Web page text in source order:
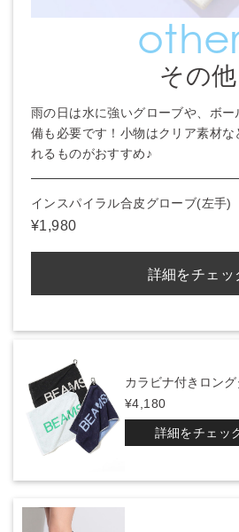
その他
雨の日は水に強いグローブや、ボ
備も必要です！小物はクリア素材な
れるものがおすすめ♪
インスパイラル合皮グローブ(左手)
¥1,980
詳細をチェッ
カラビナ付きロン
¥4,180
詳細をチェッ